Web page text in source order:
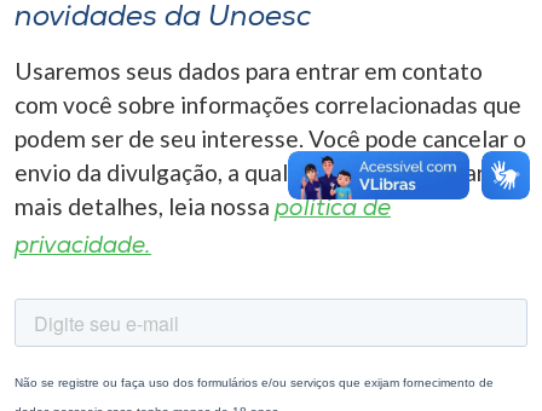
A+
novidades da Unoesc
Usaremos seus dados para entrar em contato
com você sobre informações correlacionadas que
podem ser de seu interesse. Você pode cancelar o
envio da divulgação, a qualquer momento. Para
mais detalhes, leia nossa política de
privacidade.